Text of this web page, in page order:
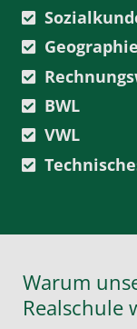
Geographie
BWL
VWL
Warum
Realschule